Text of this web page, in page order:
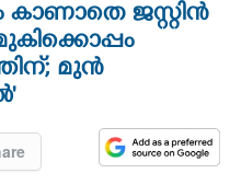
ജസ്റ്റിന്‍
മുന്‍